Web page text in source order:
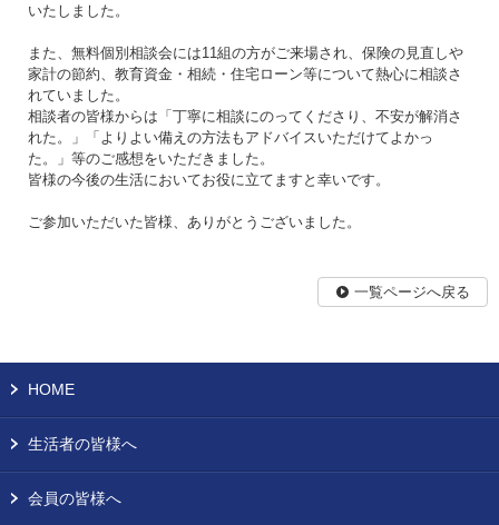
いたしました。
また、無料個別相談会には11組の方がご来場され、保険の見直しや
家計の節約、教育資金・相続・住宅ローン等について熱心に相談さ
れていました。
相談者の皆様からは「丁寧に相談にのってくださり、不安が解消さ
れた。」「よりよい備えの方法もアドバイスいただけてよかっ
た。」等のご感想をいただきました。
皆様の今後の生活においてお役に立てますと幸いです。
ご参加いただいた皆様、ありがとうございました。
一覧ページへ戻る
HOME
生活者の皆様へ
会員の皆様へ